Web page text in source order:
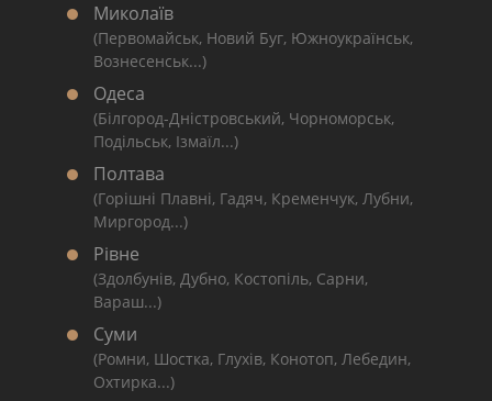
Миколаїв
(Первомайськ, Новий Буг, Южноукраїнськ,
Вознесенськ...)
Одеса
(Білгород-Дністровський, Чорноморськ,
Подільськ, Ізмаїл...)
Полтава
(Горішні Плавні, Гадяч, Кременчук, Лубни,
Миргород...)
Рівне
(Здолбунів, Дубно, Костопіль, Сарни,
Вараш...)
Суми
(Ромни, Шостка, Глухів, Конотоп, Лебедин,
Охтирка...)